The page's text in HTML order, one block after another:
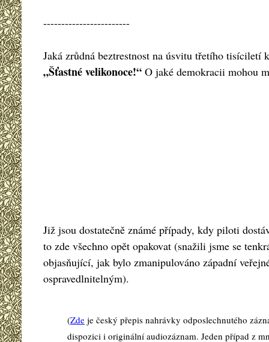
------------------------
Jaká zrůdná beztrestnost na úsvitu třetího
„Šťastné velikonoce!“ O jaké demokracii mohou
Již jsou dostatečně známé případy, kdy piloti
to zde všechno opět opakovat (snažili jsme se
objasňující, jak bylo zmanipulováno západní
ospravedlnitelným).
(Zde je český přepis nahrávky odposlechnutého
dispozici i originální audiozáznam. Jeden případ z